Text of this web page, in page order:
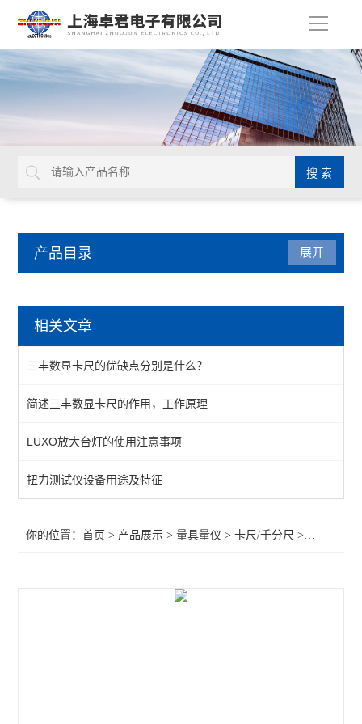
导
产品目录
马尔数显卡尺
带表高度尺
卡尺/千分尺
水平尺
测量台
展开
相关文章
三丰数显卡尺的优缺点分别是什么？
简述三丰数显卡尺的作用，工作原理
LUXO放大台灯的使用注意事项
扭力测试仪设备用途及特征
你的位置：首页 > 产品展示 >量具量仪 >卡尺/千分尺 >日本三丰防冷却液卡尺/水防护卡尺